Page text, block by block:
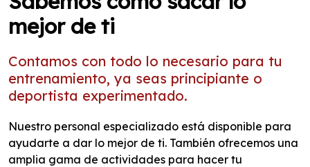
mejor de ti
Contamos con todo lo necesario para tu
entrenamiento, ya seas principiante o
deportista experimentado.
Nuestro personal especializado está disponible para
ayudarte a dar lo mejor de ti. También ofrecemos una
amplia gama de actividades para hacer tu